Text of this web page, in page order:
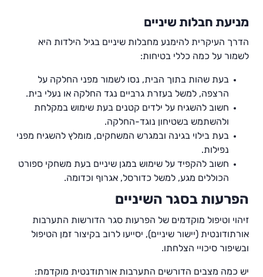
מניעת חבלות שיניים
הדרך העיקרית להימנע מחבלות שיניים בגיל הילדות היא
לשמור על כמה כללי בטיחות:
בעת שהות בתוך הבית, נסו לשמור מפני החלקה על
הרצפה, למשל בעזרת גרביים נגד החלקה או נעלי בית.
חשוב להשגיח על ילדים קטנים בעת שימוש במקלחת
ולהשתמש בשטיחון נוגד-החלקה.
בעת בילוי בגינה ובמגרש המשחקים, מומלץ להשגיח מפני
נפילות.
חשוב להקפיד על שימוש במגן שיניים בעת משחקי ספורט
הכוללים מגע, למשל כדורסל, אגרוף וכדומה.
הפרעות בסגר השיניים
זיהוי וטיפול מוקדמים של הפרעות סגר הדורשות התערבות
אורתודונטית (יישור שיניים), יסייעו לרוב בקיצור זמן הטיפול
ובשיפור סיכויי הצלחתו.
יש כמה מצבים הדורשים התערבות אורתודנטית מוקדמת: